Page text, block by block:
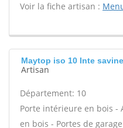
Voir la fiche artisan :
Maytop iso 10 Inte
Artisan
Département: 10
Porte intérieure en bois -
en bois - Portes de